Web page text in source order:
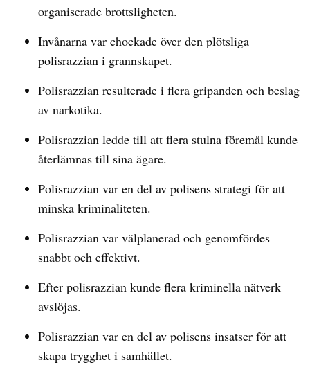
organiserade brottsligheten.
Invånarna var chockade över den plötsliga
polisrazzian i grannskapet.
Polisrazzian resulterade i flera gripanden och beslag
av narkotika.
Polisrazzian ledde till att flera stulna föremål kunde
återlämnas till sina ägare.
Polisrazzian var en del av polisens strategi för att
minska kriminaliteten.
Polisrazzian var välplanerad och genomfördes
snabbt och effektivt.
Efter polisrazzian kunde flera kriminella nätverk
avslöjas.
Polisrazzian var en del av polisens insatser för att
skapa trygghet i samhället.